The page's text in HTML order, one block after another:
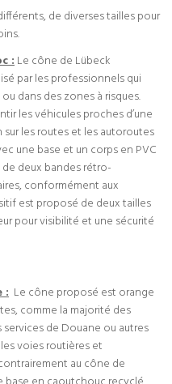
de diverses tailles pour
:Le cône de Lübeck
par les professionnels qui
dans des zones à risques.
les véhicules proches d’une
les routes et les autoroutes
une base et un corps en PVC
deux bandes rétro-
conformément aux
est proposé de deux tailles
pour visibilité et une sécurité
: Le cône proposé est orange
comme la majorité des
de Douane ou autres
voies routières et
au cône de